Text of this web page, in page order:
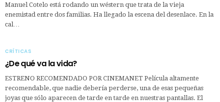
Manuel Cotelo está rodando un wéstern que trata de la vieja
enemistad entre dos familias. Ha llegado la escena del desenlace. En la
cal…
CRÍTICAS
¿De qué va la vida?
ESTRENO RECOMENDADO POR CINEMANET Película altamente
recomendable, que nadie debería perderse, una de esas pequeñas
joyas que sólo aparecen de tarde en tarde en nuestras pantallas. El